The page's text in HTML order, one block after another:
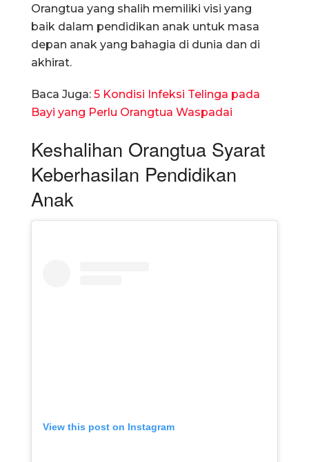
Orangtua yang shalih memiliki visi yang
baik dalam pendidikan anak untuk masa
depan anak yang bahagia di dunia dan di
akhirat.
Baca Juga: 5 Kondisi Infeksi Telinga pada
Bayi yang Perlu Orangtua Waspadai
Keshalihan Orangtua Syarat
Keberhasilan Pendidikan
Anak
View this post on Instagram